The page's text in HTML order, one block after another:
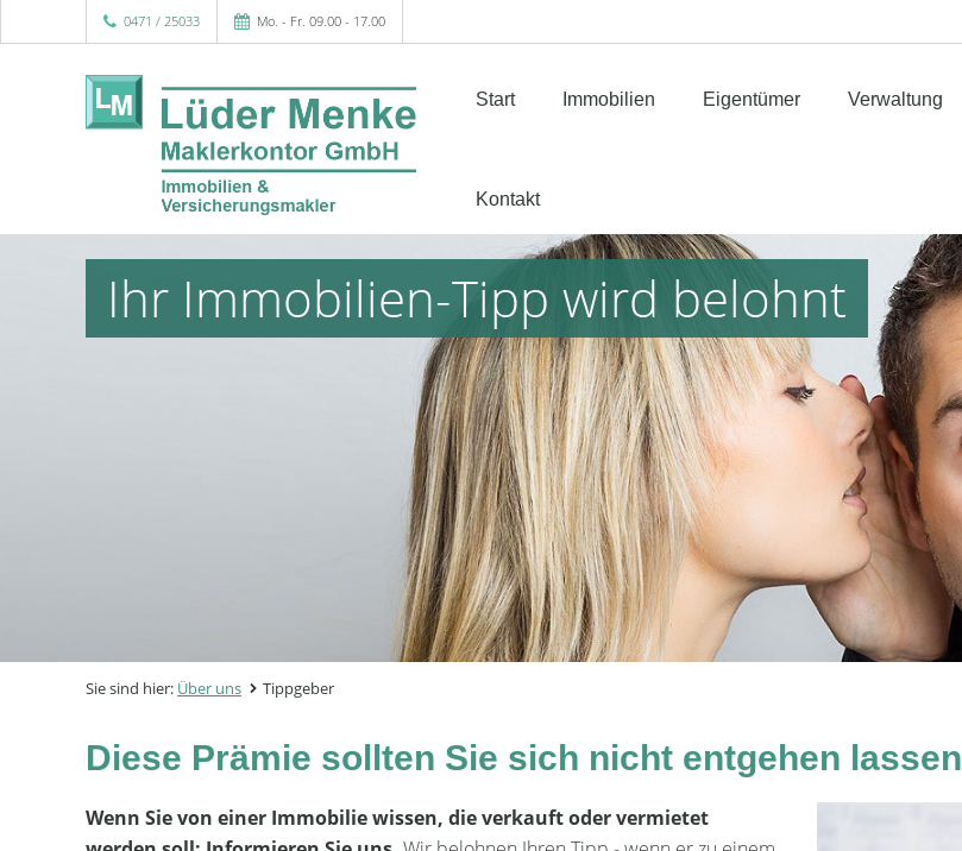
0471 / 25033 Mo. - Fr. 09.00 - 17.00
Start Immobilien Eigentümer Verwaltung
Kontakt
Ihr Immobilien-Tipp wird belohnt
Sie sind hier: Über uns Tippgeber
Diese Prämie sollten Sie sich nicht entgehen lassen
Wenn Sie von einer Immobilie wissen, die verkauft oder vermietet